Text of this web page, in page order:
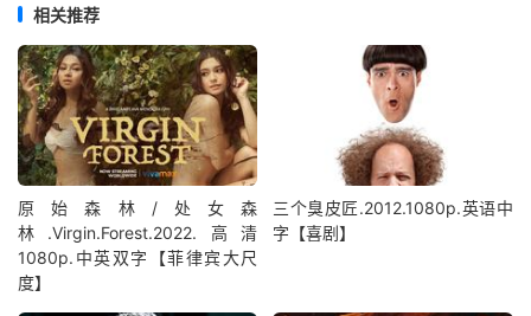
相关推荐
原始森林/处女森
林.Virgin.Forest.2022.高清
1080p.中英双字【菲律宾大尺
度】
三个臭皮匠.2012.1080p.英语中
字【喜剧】